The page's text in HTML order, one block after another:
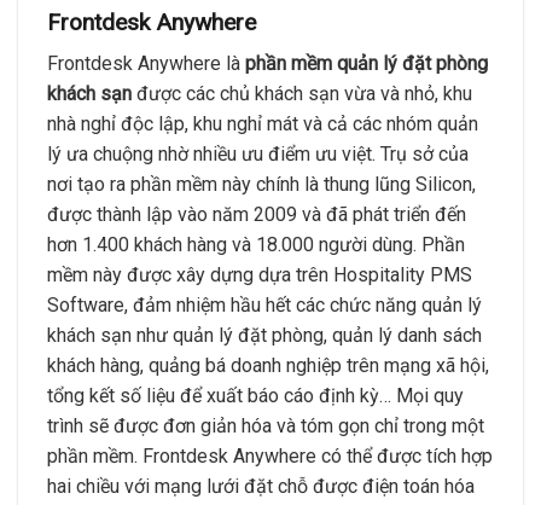
Frontdesk Anywhere
Frontdesk Anywhere là phần mềm quản lý đặt phòng
khách sạn được các chủ khách sạn vừa và nhỏ, khu
nhà nghỉ độc lập, khu nghỉ mát và cả các nhóm quản
lý ưa chuộng nhờ nhiều ưu điểm ưu việt. Trụ sở của
nơi tạo ra phần mềm này chính là thung lũng Silicon,
được thành lập vào năm 2009 và đã phát triển đến
hơn 1.400 khách hàng và 18.000 người dùng. Phần
mềm này được xây dựng dựa trên Hospitality PMS
Software, đảm nhiệm hầu hết các chức năng quản lý
khách sạn như quản lý đặt phòng, quản lý danh sách
khách hàng, quảng bá doanh nghiệp trên mạng xã hội,
tổng kết số liệu để xuất báo cáo định kỳ… Mọi quy
trình sẽ được đơn giản hóa và tóm gọn chỉ trong một
phần mềm. Frontdesk Anywhere có thể được tích hợp
hai chiều với mạng lưới đặt chỗ được điện toán hóa